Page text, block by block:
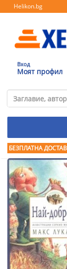
Helikon.bg
Вход
Моят профил
БЕЗПЛАТНА